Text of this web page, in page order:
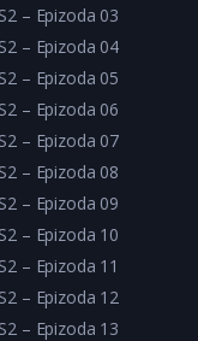
– Epizoda 03
– Epizoda 04
– Epizoda 05
– Epizoda 06
– Epizoda 07
– Epizoda 08
– Epizoda 09
– Epizoda 10
– Epizoda 11
– Epizoda 12
– Epizoda 13